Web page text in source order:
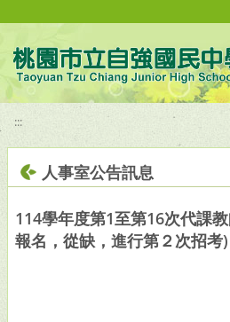
:::
人事室公告訊息
114學年度第1至第16次代課
報名，從缺，進行第２次招考)